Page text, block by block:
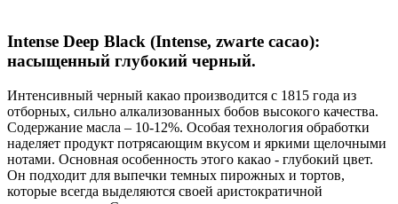
Intense Deep Black (Intense, zwarte cacao):
насыщенный глубокий черный.
Интенсивный черный какао производится с 1815 года из
отборных, сильно алкализованных бобов высокого качества.
Содержание масла – 10-12%. Особая технология обработки
наделяет продукт потрясающим вкусом и яркими щелочными
нотами. Основная особенность этого какао - глубокий цвет.
Он подходит для выпечки темных пирожных и тортов,
которые всегда выделяются своей аристократичной